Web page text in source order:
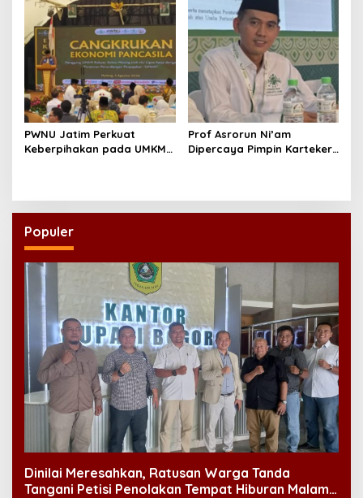
PWNU Jatim Perkuat
Keberpihakan pada UMKM
Prof Asrorun Ni’am
Dipercaya Pimpin Karteker
Populer
Dinilai Meresahkan, Ratusan Warga Tanda
Tangani Petisi Penolakan Tempat Hiburan Malam